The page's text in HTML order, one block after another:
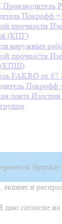
Производитель
Покрофф
прочности
(КПГ)
наружных
прочности
(КПШ)
FAKRO от 67
Покрофф
лента
и
даю согласие